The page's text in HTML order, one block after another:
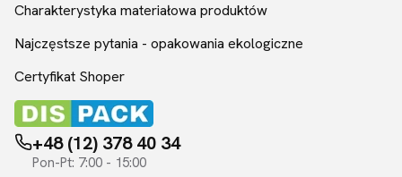
+48 (12) 378 40 34
Pon-Pt: 7:00 - 15:00
Charakterystyka materiałowa produktów
Najczęstsze pytania - opakowania ekologiczne
Certyfikat Shoper